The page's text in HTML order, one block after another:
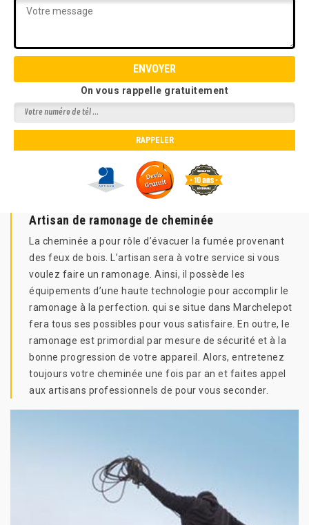
On vous rappelle gratuitement
Artisan de ramonage de cheminée
La cheminée a pour rôle d’évacuer la fumée provenant
des feux de bois. L’artisan sera à votre service si vous
voulez faire un ramonage. Ainsi, il possède les
équipements d’une haute technologie pour accomplir le
ramonage à la perfection. qui se situe dans Marchelepot
fera tous ses possibles pour vous satisfaire. En outre, le
ramonage est primordial par mesure de sécurité et à la
bonne progression de votre appareil. Alors, entretenez
toujours votre cheminée une fois par an et faites appel
aux artisans professionnels de pour vous seconder.